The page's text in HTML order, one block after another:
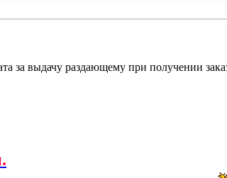
за выдачу раздающему при получении